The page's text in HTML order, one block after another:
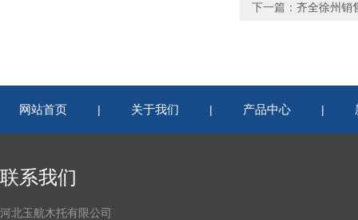
下一篇： 齐全徐州销
网站首页 | 关于我们 | 产品中心 |
联系我们
河北玉航木托有限公司